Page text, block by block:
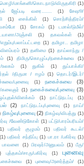
மாங்கனி/கொடநாடு/விருதகிரி (1)
ஜேப்படி வரை.......
(1)
சேஷூ/
(1) சைக்கிள் (1)
சொற்சித்திரம்/
(1) சோகம் (1)
டமால்/டுமீல்/
அஞ்சலி (1) தகவல்கள்
(1)
பலாப்பட்டறை (1) தமிழா.. தமிழா
(1) தனிமை (1) தாய்லாந்து /
(1) திமிரு/கொழுப்பு/நகைச்சுவை
(1)
உலகம்
(1) துகில் (1)
துப்பாக்கி/
/திருமா / ஈழம் (1)
தொடர்/இடர்/
புனைவு (1) நகைச்சுவை (3)
கலைஞர் (1) நகைச்சுவை/புனைவு (3)
விளக்கம் (1) நாட்டுநடப்பு (1)
(2) நாட்டுநடப்பு/புனைவு (1)
நாய்/
நிகழ்வு/புனைவு (2) நிகழ்வு/விபத்து (1)
/வேண்டுகோள் (1) பட்டு/பாரம்பரியம்/
பதிவர் குழுமம் (1)
பதிவர் கூடல்/
(1) பதிவர் சந்திப்பு (1) பா.ரா /பகிர்வு (1)
பாவனை (1) பிரஷர்/அனுபவம் (1) பீரு/
புத்தகம்/சாரு/பகிர்வு (1)
புனைவு
(1) புனைவு/அனர்த்தம்/
(1)